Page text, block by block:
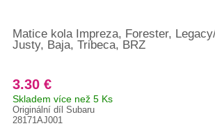
Matice kola Impreza, Forester,
Justy, Baja, Tribeca, BRZ
3.30 €
Skladem více než 5 Ks
Originální díl Subaru
28171AJ001